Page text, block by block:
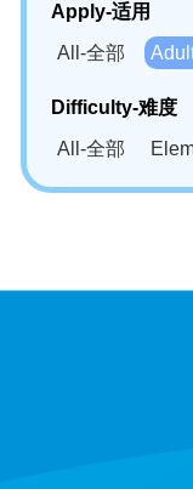
Apply-适用
All-全部
Difficulty-难度
All-全部